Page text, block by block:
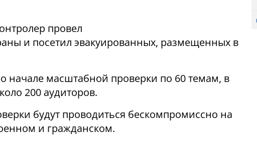
провел
и посетил эвакуированных, размещенных в
начале масштабной проверки по 60 темам, в
200 аудиторов.
будут проводиться бескомпромиссно на
и гражданском.